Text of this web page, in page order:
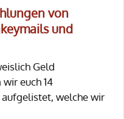
von
und
Geld
euch 14
welche wir